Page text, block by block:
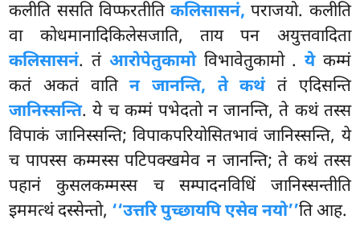
कलीति ससति विप्फरतीतिकलिसासनं, पराजयो. कलीति
वा कोधमानादिकिलेसजाति, ताय पन अयुत्तवादिता
कलिसासनं. तं आरोपेतुकामोविभावेतुकामो .येकम्मं
कतं अकतं वातिन जानन्ति, ते कथंतं एदिसन्ति
जानिस्सन्ति. ये च कम्मं पभेदतो न जानन्ति, ते कथं तस्स
विपाकं जानिस्सन्ति; विपाकपरियोसितभावं जानिस्सन्ति, ये
च पापस्स कम्मस्स पटिपक्खमेव न जानन्ति; ते कथं तस्स
पहानं कुसलकम्मस्स च सम्पादनविधिं जानिस्सन्तीति
इममत्थं दस्सेन्तो, ‘‘उत्तरि पुच्छायपि एसेव नयो’’ति आह.